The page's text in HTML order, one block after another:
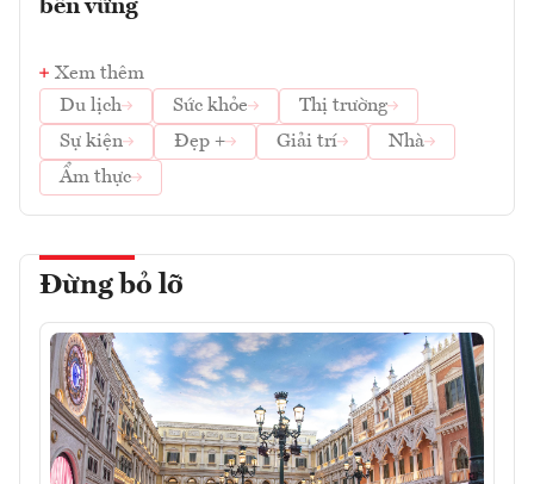
bền vững
Xem thêm
Du lịch
Sức khỏe
Thị trường
Sự kiện
Đẹp + Giải trí
Nhà
Ẩm thực
Đừng bỏ lỡ